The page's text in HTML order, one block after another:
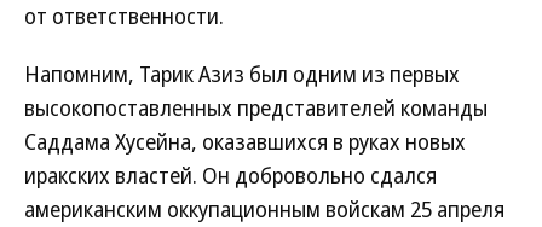
от ответственности.
Напомним, Тарик Азиз был одним из первых
высокопоставленных представителей команды
Саддама Хусейна, оказавшихся в руках новых
иракских властей. Он добровольно сдался
американским оккупационным войскам 25 апреля